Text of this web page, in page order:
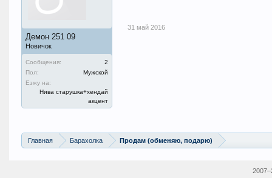
Демон 251 09
Новичок
Сообщения:
2
Пол:
Мужской
Езжу на:
Нива старушка+хендай
акцент
31 май 2016
Главная Барахолка Продам (обменяю, подарю)
2007–